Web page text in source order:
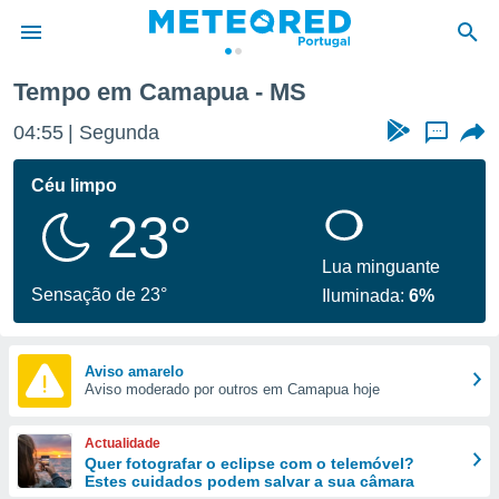
da
foi
fornecidas
a este
das
e
forma
digital
Tempo em Camapua - MS
04:55 Segunda ...
Céu limpo
23°
Sensação de 23°
Lua minguante
Iluminada:6%
Aviso amarelo
Aviso moderado por outros em Camapua hoje
Actualidade
Quer fotografar o eclipse com o telemóvel?
Estes cuidados podem salvar a sua câmara